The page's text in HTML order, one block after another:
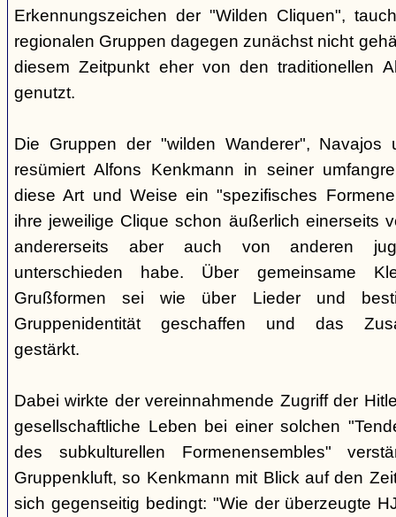
Erkennungszeichen der "Wilden Cliquen",
regionalen Gruppen dagegen zunächst nicht
diesem Zeitpunkt eher von den traditionellen
genutzt.
Die Gruppen der "wilden Wanderer", Navajos
resümiert Alfons Kenkmann in seiner
diese Art und Weise ein "spezifisches
ihre jeweilige Clique schon äußerlich einerseits
andererseits aber auch von anderen
unterschieden habe. Über gemeinsame
Grußformen sei wie über Lieder und
Gruppenidentität geschaffen und das
gestärkt.
Dabei wirkte der vereinnahmende Zugriff der
gesellschaftliche Leben bei einer solchen
des subkulturellen Formenensembles"
Gruppenkluft, so Kenkmann mit Blick auf den
sich gegenseitig bedingt: "Wie der überzeugte